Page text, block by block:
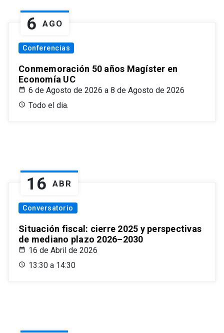
6 AGO
Conferencias
Conmemoración 50 años Magíster en
Economía UC
6 de Agosto de 2026 a 8 de Agosto de 2026
Todo el dia.
16 ABR
Conversatorio
Situación fiscal: cierre 2025 y perspectivas
de mediano plazo 2026–2030
16 de Abril de 2026
13:30 a 14:30